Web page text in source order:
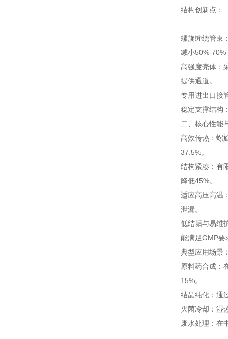
结构创新点：
螺旋缠绕管束
减小50%-
高强度壳体：
提供通道。
专用进出口接
稳定支撑结构
二、核心性能
高效传热：螺
37.5%。
结构紧凑：有
降低45%。
适应高压高温
泄漏。
低结垢与易维
能满足GMP要
典型应用场景
原料药合成：
15%。
结晶纯化：通
灭菌冷却：湿
废水处理：在